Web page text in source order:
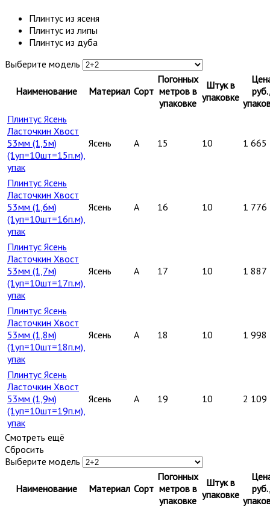
Плинтус из ясеня
Плинтус из липы
Плинтус из дуба
Выберите модель
Наименование Материал Сорт
Погонных
метров в
упаковке
Штук в
упаковке
Плинтус Ясень
Ласточкин Хвост
53мм (1,5м)
(1уп=10шт=15п.м),
упак
Ясень A 15 10 1 665
Плинтус Ясень
Ласточкин Хвост
53мм (1,6м)
(1уп=10шт=16п.м),
упак
Ясень A 16 10 1 776
Плинтус Ясень
Ласточкин Хвост
53мм (1,7м)
(1уп=10шт=17п.м),
упак
Ясень A 17 10 1 887
Плинтус Ясень
Ласточкин Хвост
53мм (1,8м)
(1уп=10шт=18п.м),
упак
Ясень A 18 10 1 998
Плинтус Ясень
Ласточкин Хвост
53мм (1,9м)
(1уп=10шт=19п.м),
упак
Ясень A 19 10 2 109
Смотреть ещё
Сбросить
Выберите модель
Наименование Материал Сорт
Погонных
метров в
упаковке
Штук в
упаковке